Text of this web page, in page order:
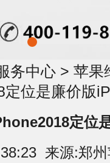
务中心 > 苹果
位是廉价版
定位
来源:郑